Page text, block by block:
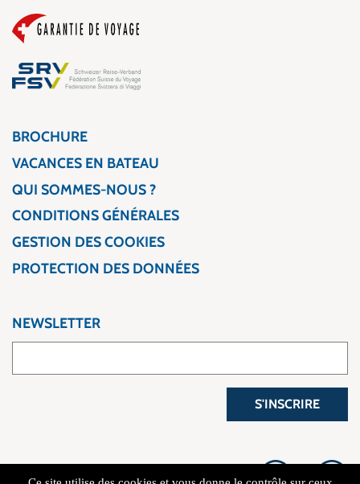
BROCHURE
VACANCES EN BATEAU
QUI SOMMES-NOUS ?
CONDITIONS GÉNÉRALES
GESTION DES COOKIES
PROTECTION DES DONNÉES
NEWSLETTER
S'INSCRIRE